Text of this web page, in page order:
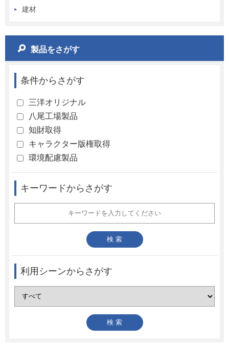
建材
製品をさがす
条件からさがす
三洋オリジナル
八尾工場製品
知財取得
キャラクター版権取得
環境配慮製品
キーワードからさがす
利用シーンからさがす